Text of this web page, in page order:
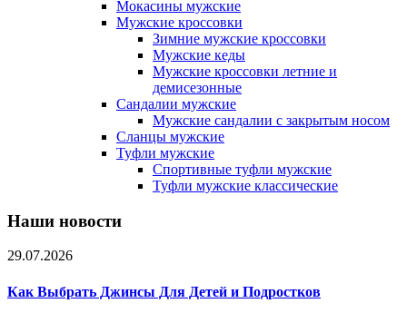
Мокасины мужские
Мужские кроссовки
Зимние мужские кроссовки
Мужские кеды
Мужские кроссовки летние и
демисезонные
Сандалии мужские
Мужские сандалии с закрытым носом
Сланцы мужские
Туфли мужские
Спортивные туфли мужские
Туфли мужские классические
Наши новости
29.07.2026
Как Выбрать Джинсы Для Детей и Подростков